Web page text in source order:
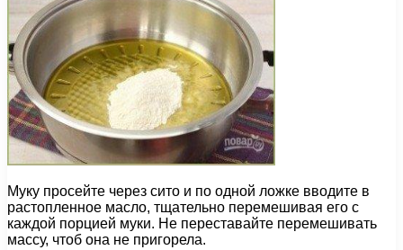
Муку просейте через сито и по одной ложке вводите в
растопленное масло, тщательно перемешивая его с
каждой порцией муки. Не переставайте перемешивать
массу, чтоб она не пригорела.